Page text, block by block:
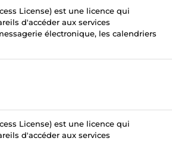
License) est une licence qui
d'accéder aux services
électronique, les calendriers
License) est une licence qui
d'accéder aux services